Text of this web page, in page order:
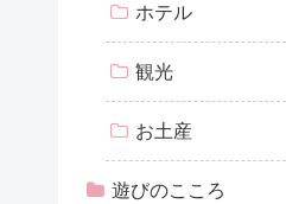
ホテル
観光
お土産
遊びのこころ